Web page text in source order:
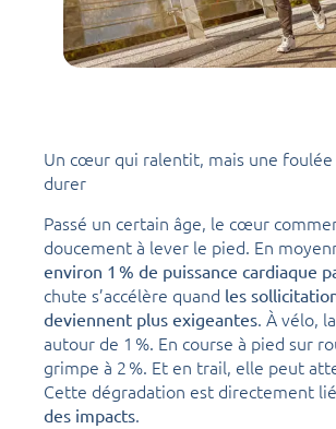
Un cœur qui ralentit, mais une
durer
Passé un certain âge, le cœur
doucement à lever le pied. En
environ 1 % de puissance cardiaque
chute s’accélère quand les
deviennent plus exigeantes. À vélo,
autour de 1 %. En course à pied sur
grimpe à 2 %. Et en trail, elle peut
Cette dégradation est directement
des impacts.